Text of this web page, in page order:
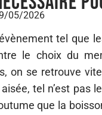
05/2026
tel que
le choix du
on se retrouve
tel n’est pas
que la